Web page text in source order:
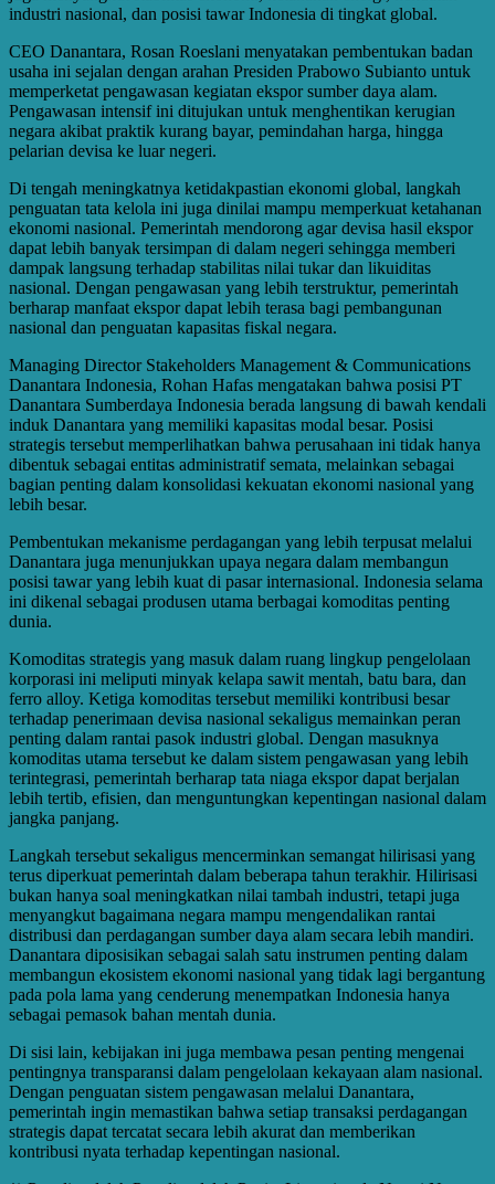
industri nasional, dan posisi tawar Indonesia di tingkat global.
CEO Danantara, Rosan Roeslani menyatakan pembentukan badan
usaha ini sejalan dengan arahan Presiden Prabowo Subianto untuk
memperketat pengawasan kegiatan ekspor sumber daya alam.
Pengawasan intensif ini ditujukan untuk menghentikan kerugian
negara akibat praktik kurang bayar, pemindahan harga, hingga
pelarian devisa ke luar negeri.
Di tengah meningkatnya ketidakpastian ekonomi global, langkah
penguatan tata kelola ini juga dinilai mampu memperkuat ketahanan
ekonomi nasional. Pemerintah mendorong agar devisa hasil ekspor
dapat lebih banyak tersimpan di dalam negeri sehingga memberi
dampak langsung terhadap stabilitas nilai tukar dan likuiditas
nasional. Dengan pengawasan yang lebih terstruktur, pemerintah
berharap manfaat ekspor dapat lebih terasa bagi pembangunan
nasional dan penguatan kapasitas fiskal negara.
Managing Director Stakeholders Management & Communications
Danantara Indonesia, Rohan Hafas mengatakan bahwa posisi PT
Danantara Sumberdaya Indonesia berada langsung di bawah kendali
induk Danantara yang memiliki kapasitas modal besar. Posisi
strategis tersebut memperlihatkan bahwa perusahaan ini tidak hanya
dibentuk sebagai entitas administratif semata, melainkan sebagai
bagian penting dalam konsolidasi kekuatan ekonomi nasional yang
lebih besar.
Pembentukan mekanisme perdagangan yang lebih terpusat melalui
Danantara juga menunjukkan upaya negara dalam membangun
posisi tawar yang lebih kuat di pasar internasional. Indonesia selama
ini dikenal sebagai produsen utama berbagai komoditas penting
dunia.
Komoditas strategis yang masuk dalam ruang lingkup pengelolaan
korporasi ini meliputi minyak kelapa sawit mentah, batu bara, dan
ferro alloy. Ketiga komoditas tersebut memiliki kontribusi besar
terhadap penerimaan devisa nasional sekaligus memainkan peran
penting dalam rantai pasok industri global. Dengan masuknya
komoditas utama tersebut ke dalam sistem pengawasan yang lebih
terintegrasi, pemerintah berharap tata niaga ekspor dapat berjalan
lebih tertib, efisien, dan menguntungkan kepentingan nasional dalam
jangka panjang.
Langkah tersebut sekaligus mencerminkan semangat hilirisasi yang
terus diperkuat pemerintah dalam beberapa tahun terakhir. Hilirisasi
bukan hanya soal meningkatkan nilai tambah industri, tetapi juga
menyangkut bagaimana negara mampu mengendalikan rantai
distribusi dan perdagangan sumber daya alam secara lebih mandiri.
Danantara diposisikan sebagai salah satu instrumen penting dalam
membangun ekosistem ekonomi nasional yang tidak lagi bergantung
pada pola lama yang cenderung menempatkan Indonesia hanya
sebagai pemasok bahan mentah dunia.
Di sisi lain, kebijakan ini juga membawa pesan penting mengenai
pentingnya transparansi dalam pengelolaan kekayaan alam nasional.
Dengan penguatan sistem pengawasan melalui Danantara,
pemerintah ingin memastikan bahwa setiap transaksi perdagangan
strategis dapat tercatat secara lebih akurat dan memberikan
kontribusi nyata terhadap kepentingan nasional.